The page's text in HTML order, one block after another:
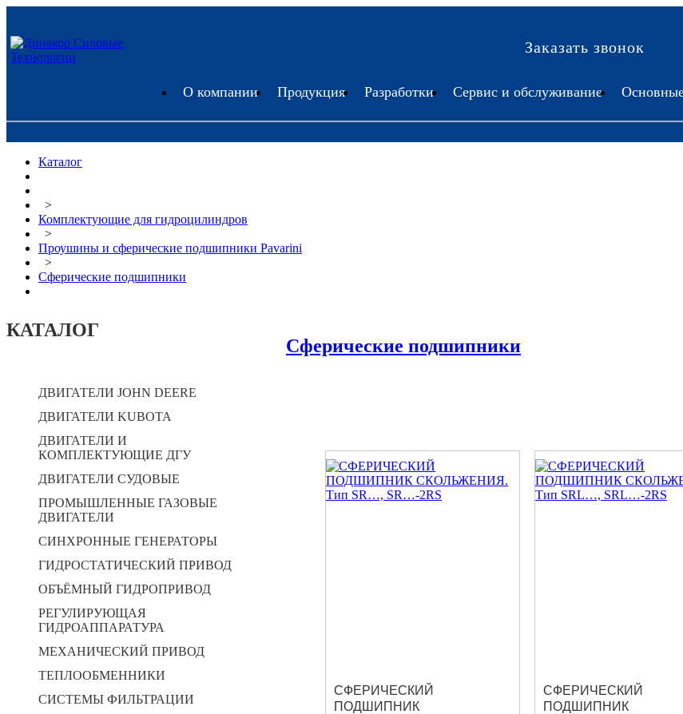
Заказать звонок
О компании Продукция Разработки Сервис и обслуживание
Каталог
>
Комплектующие для гидроцилиндров
>
Проушины и сферические подшипники Pavarini
>
Сферические подшипники
КАТАЛОГ
ДВИГАТЕЛИ JOHN DEERE
ДВИГАТЕЛИ KUBOTA
ДВИГАТЕЛИ И
КОМПЛЕКТУЮЩИЕ ДГУ
ДВИГАТЕЛИ СУДОВЫЕ
ПРОМЫШЛЕННЫЕ ГАЗОВЫЕ
ДВИГАТЕЛИ
СИНХРОННЫЕ ГЕНЕРАТОРЫ
ГИДРОСТАТИЧЕСКИЙ ПРИВОД
ОБЪЁМНЫЙ ГИДРОПРИВОД
РЕГУЛИРУЮЩАЯ
ГИДРОАППАРАТУРА
МЕХАНИЧЕСКИЙ ПРИВОД
ТЕПЛООБМЕННИКИ
СИСТЕМЫ ФИЛЬТРАЦИИ
Сферические подшипники
СФЕРИЧЕСКИЙ
ПОДШИПНИК
СФЕРИЧЕСКИЙ
ПОДШИПНИК